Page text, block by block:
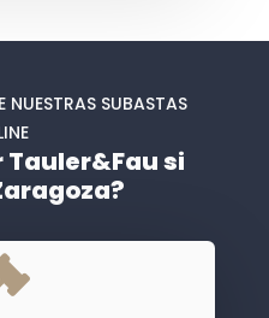
NUESTRAS SUBASTAS
Tauler&Fau si